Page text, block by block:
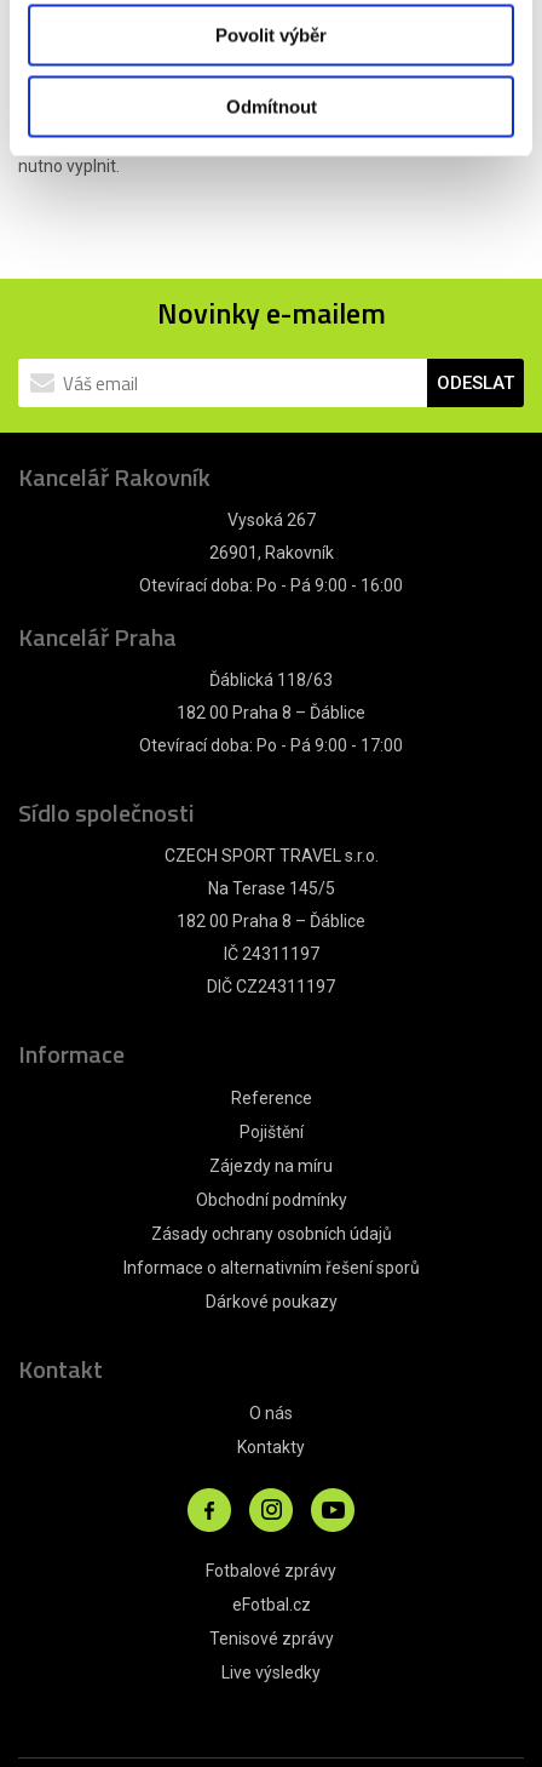
Povolit výběr
Odmítnout
Uložit
označené*je
nutno vyplnit.
Novinky e-mailem
ODESLAT
Kancelář Rakovník
Vysoká 267
26901, Rakovník
Otevírací doba: Po - Pá 9:00 - 16:00
Kancelář Praha
Ďáblická 118/63
182 00 Praha 8 – Ďáblice
Otevírací doba: Po - Pá 9:00 - 17:00
Sídlo společnosti
CZECH SPORT TRAVEL s.r.o.
Na Terase 145/5
182 00 Praha 8 – Ďáblice
IČ 24311197
DIČ CZ24311197
Informace
Reference
Pojištění
Zájezdy na míru
Obchodní podmínky
Zásady ochrany osobních údajů
Informace o alternativním řešení sporů
Dárkové poukazy
Kontakt
O nás
Kontakty
Fotbalové zprávy
eFotbal.cz
Tenisové zprávy
Live výsledky